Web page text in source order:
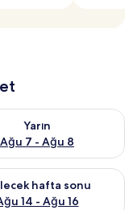
7
Yarın
Ağu 7 - Ağu 8
müsaitliği kontrol
7 - Ağu 9
hafta sonu
14 - Ağu 16
hafta sonu için